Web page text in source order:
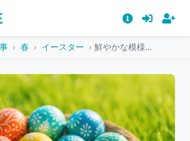
春 イースター 鮮やかな模様が描かれたイースターエッグのバスケット